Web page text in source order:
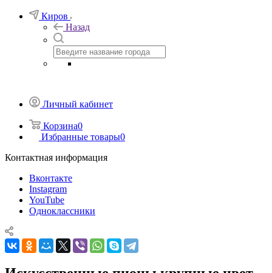
Киров
Назад
Личный кабинет
Корзина0
Избранные товары0
Контактная информация
Вконтакте
Instagram
YouTube
Одноклассники